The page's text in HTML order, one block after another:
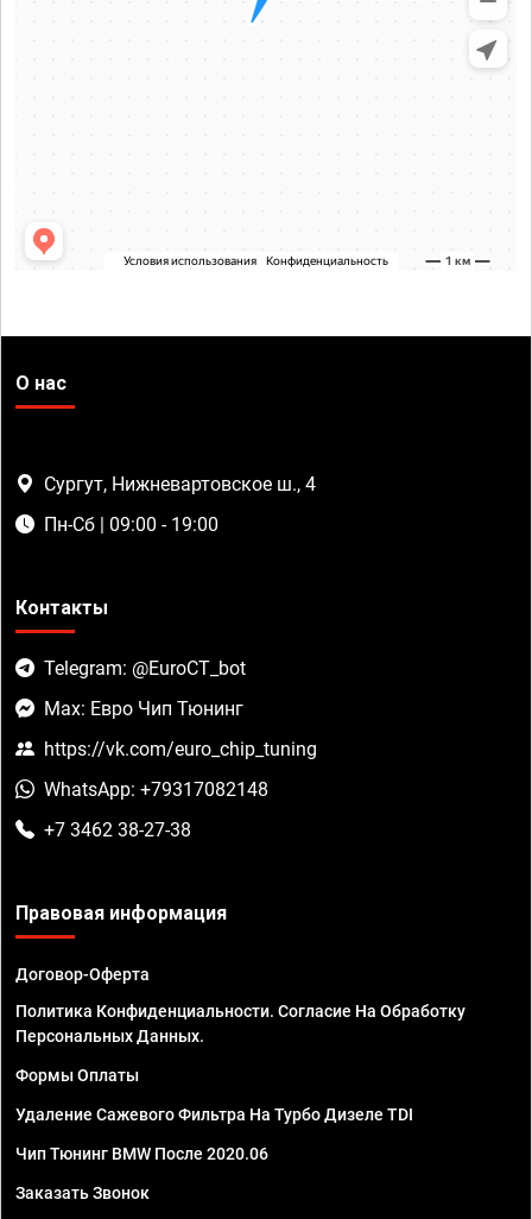
О нас
Сургут, Нижневартовское ш., 4
Пн-Сб | 09:00 - 19:00
Контакты
Telegram: @EuroCT_bot
Max: Евро Чип Тюнинг
https://vk.com/euro_chip_tuning
WhatsApp: +79317082148
+7 3462 38-27-38
Правовая информация
Договор-Оферта
Политика Конфиденциальности. Согласие На Обработку
Персональных Данных.
Формы Оплаты
Удаление Сажевого Фильтра На Турбо Дизеле TDI
Чип Тюнинг BMW После 2020.06
Заказать Звонок